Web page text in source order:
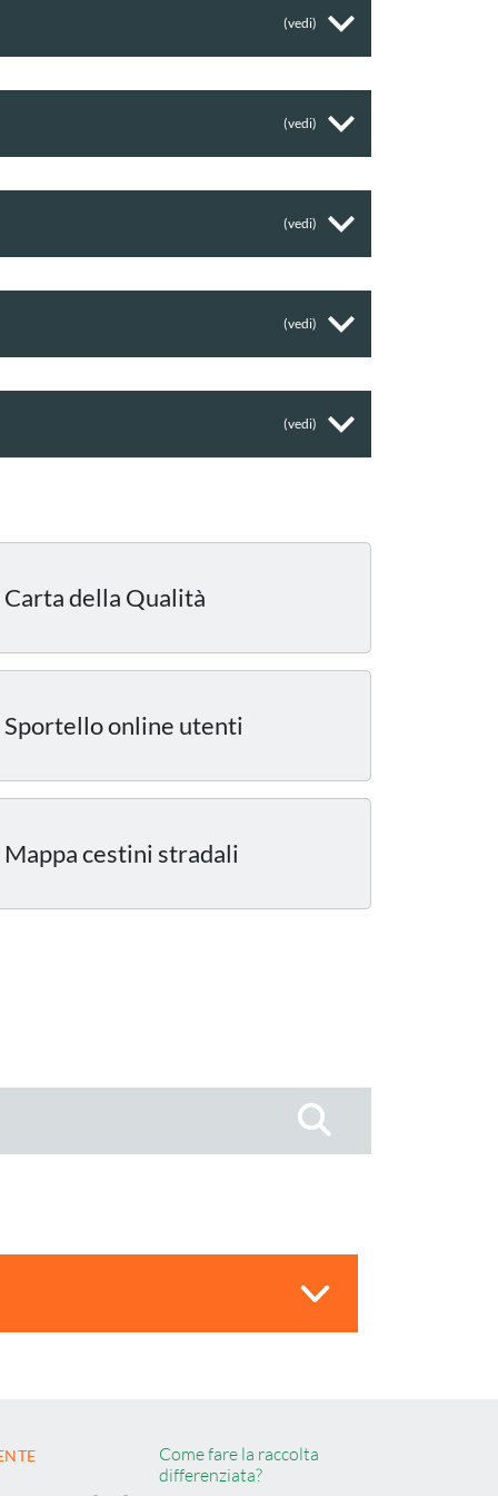
(vedi)
(vedi)
(vedi)
(vedi)
(vedi)
Carta della Qualità
Sportello online utenti
Mappa cestini stradali
Come fare la raccolta
differenziata?